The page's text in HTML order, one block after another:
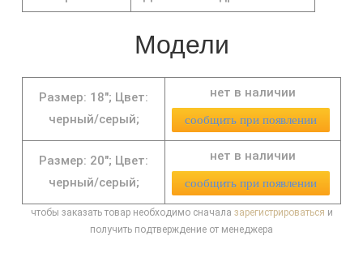
Модели
Размер: 18"; Цвет:
черный/серый;
нет в наличии
сообщить при появлении
Размер: 20"; Цвет:
черный/серый;
нет в наличии
сообщить при появлении
чтобы заказать товар необходимо сначала зарегистрироваться и
получить подтверждение от менеджера